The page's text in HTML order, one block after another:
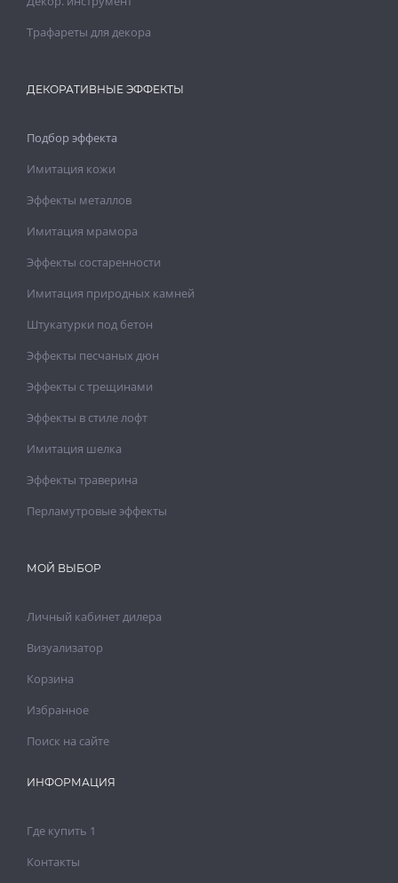
Трафареты для декора
ДЕКОРАТИВНЫЕ ЭФФЕКТЫ
Подбор эффекта
Имитация кожи
Эффекты металлов
Имитация мрамора
Эффекты состаренности
Имитация природных камней
Штукатурки под бетон
Эффекты песчаных дюн
Эффекты с трещинами
Эффекты в стиле лофт
Имитация шелка
Эффекты траверина
Перламутровые эффекты
МОЙ ВЫБОР
Личный кабинет дилера
Визуализатор
Корзина
Избранное
Поиск на сайте
ИНФОРМАЦИЯ
Где купить 1
Контакты